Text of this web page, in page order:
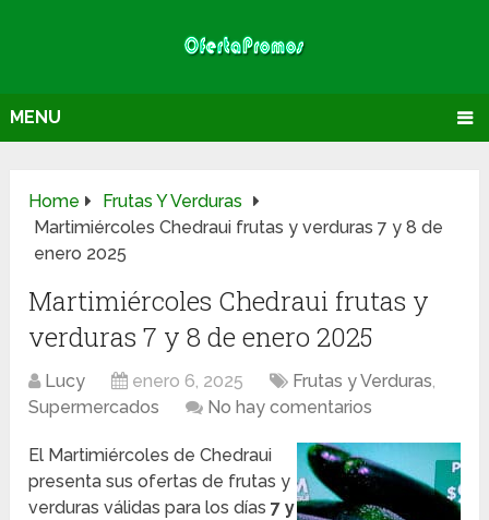
MENU
Home
Frutas Y Verduras
Martimiércoles Chedraui frutas y verduras 7 y 8 de
enero 2025
Martimiércoles Chedraui frutas y
verduras 7 y 8 de enero 2025
Lucy enero 6, 2025 Frutas y Verduras,
Supermercados
No hay comentarios
El Martimiércoles de Chedraui
presenta sus ofertas de frutas y
verduras válidas para los días7 y